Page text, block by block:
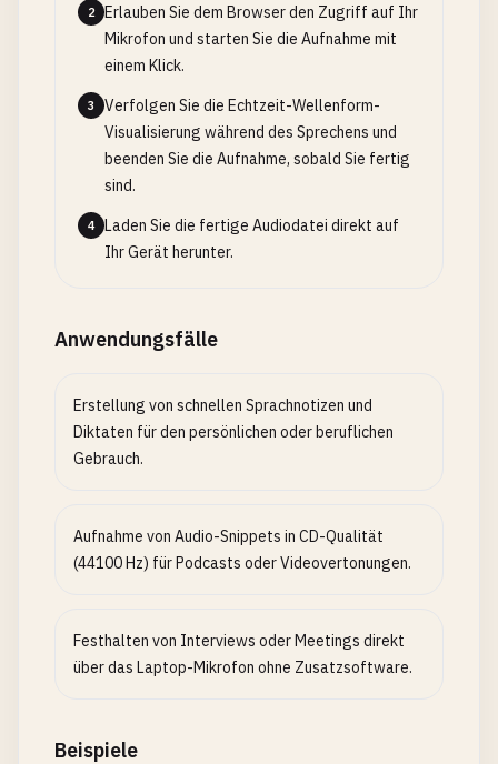
2
Erlauben Sie dem Browser den Zugriff auf Ihr
Mikrofon und starten Sie die Aufnahme mit
einem Klick.
3
Verfolgen Sie die Echtzeit-Wellenform-
Visualisierung während des Sprechens und
beenden Sie die Aufnahme, sobald Sie fertig
sind.
4
Laden Sie die fertige Audiodatei direkt auf
Ihr Gerät herunter.
Anwendungsfälle
Erstellung von schnellen Sprachnotizen und
Diktaten für den persönlichen oder beruflichen
Gebrauch.
Aufnahme von Audio-Snippets in CD-Qualität
(44100 Hz) für Podcasts oder Videovertonungen.
Festhalten von Interviews oder Meetings direkt
über das Laptop-Mikrofon ohne Zusatzsoftware.
Beispiele